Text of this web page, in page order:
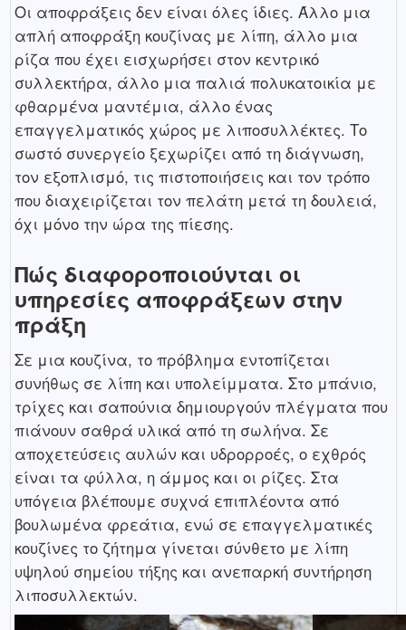
Οι αποφράξεις δεν είναι όλες ίδιες. Άλλο μια
απλή αποφράξη κουζίνας με λίπη, άλλο μια
ρίζα που έχει εισχωρήσει στον κεντρικό
συλλεκτήρα, άλλο μια παλιά πολυκατοικία με
φθαρμένα μαντέμια, άλλο ένας
επαγγελματικός χώρος με λιποσυλλέκτες. Το
σωστό συνεργείο ξεχωρίζει από τη διάγνωση,
τον εξοπλισμό, τις πιστοποιήσεις και τον τρόπο
που διαχειρίζεται τον πελάτη μετά τη δουλειά,
όχι μόνο την ώρα της πίεσης.
Πώς διαφοροποιούνται οι
υπηρεσίες αποφράξεων στην
πράξη
Σε μια κουζίνα, το πρόβλημα εντοπίζεται
συνήθως σε λίπη και υπολείμματα. Στο μπάνιο,
τρίχες και σαπούνια δημιουργούν πλέγματα που
πιάνουν σαθρά υλικά από τη σωλήνα. Σε
αποχετεύσεις αυλών και υδρορροές, ο εχθρός
είναι τα φύλλα, η άμμος και οι ρίζες. Στα
υπόγεια βλέπουμε συχνά επιπλέοντα από
βουλωμένα φρεάτια, ενώ σε επαγγελματικές
κουζίνες το ζήτημα γίνεται σύνθετο με λίπη
υψηλού σημείου τήξης και ανεπαρκή συντήρηση
λιποσυλλεκτών.